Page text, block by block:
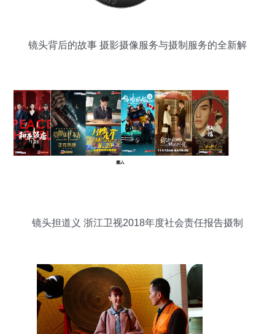
镜头背后的故事 摄影摄像服务与摄制服务的全新解
镜头担道义 浙江卫视2018年度社会责任报告摄制